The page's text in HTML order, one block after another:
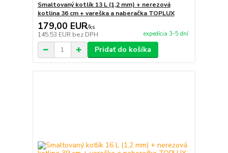
Smaltovaný kotlík 13 L (1,2 mm) + nerezová
kotlina 36 cm + vareška a naberačka TOPLUX
179,00 EUR/ks
145,53 EUR bez DPH expedícia 3-5 dní
Pridať do košíka